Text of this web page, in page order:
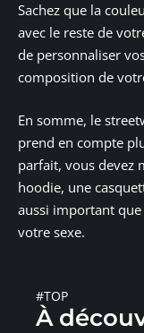
Sachez que la
avec le reste de
de personnaliser
composition de
En somme, le
prend en compte
parfait, vous devez
hoodie, une
aussi important
votre sexe.
#TOP
À